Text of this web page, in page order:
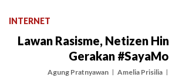
INTERNET
Lawan Rasisme, Netizen
Gerakan
Agung Pratnyawan Amelia Prisilia